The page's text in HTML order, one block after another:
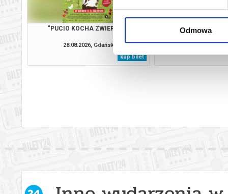
Odmowa
"PUCIO KOCHA ZWIERZAKI"
28.08.2026, Gdańsk
kup bilet
TANIEC
28.08.2026,